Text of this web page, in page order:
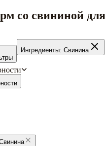
со свининой
Ингредиенты: Свинина